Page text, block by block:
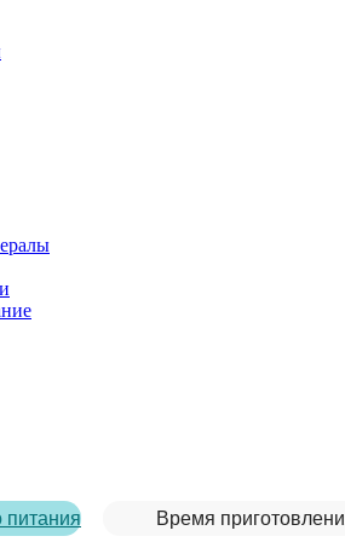
питания Время